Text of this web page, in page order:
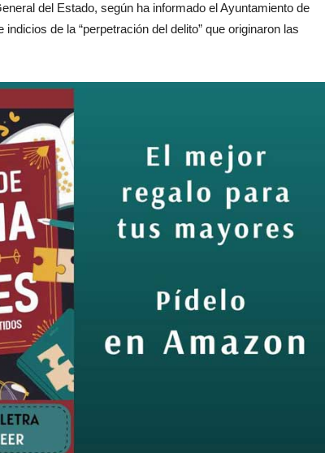
del Estado, según ha informado el Ayuntamiento de
de la “perpetración del delito” que originaron las